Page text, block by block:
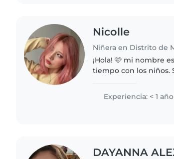
Nicolle
Niñera en Distrito de
¡Hola! 🩷 mi nombre
tiempo con los niños.
través del arte..
Experiencia: < 1 año
DAYANNA